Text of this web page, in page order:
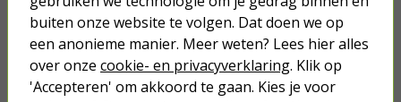
maar de retourkosten blijven voor eigen rekening.
Indien je nog vragen hebt over verzending of bezorging van jouw
pakket, neem dan gerustcontactmet ons op. Onze klantenservice
medewerkers staan altijd voor je klaar om te helpen.
buiten onze website te volgen. Dat doen we op
een anonieme manier. Meer weten? Lees hier alles
over onze cookie- en privacyverklaring. Klik op
'Accepteren' om akkoord te gaan. Kies je voor